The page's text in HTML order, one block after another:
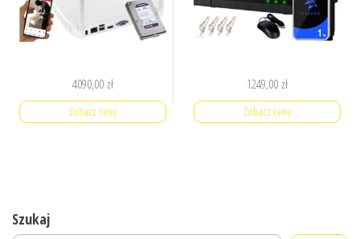
4090,00 zł
Zobacz cenę
1249,00 zł
Zobacz cenę
Szukaj